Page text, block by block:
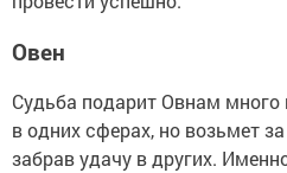
Овен
Судьба подарит Овнам
в одних сферах, но возьмет
забрав удачу в других.